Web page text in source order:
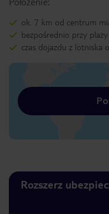
ok. 7 km od centrum
bezpośrednio przy plaży
czas dojazdu z lotniska
Rozszerz